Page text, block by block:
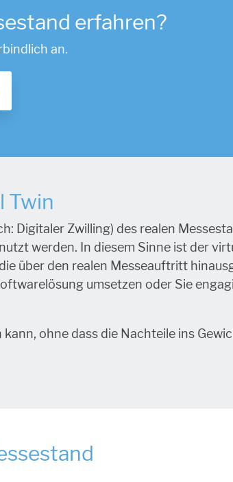
erfahren?
an.
Twin
Digitaler Zwilling) des realen
werden. In diesem Sinne ist der
über den realen Messeauftritt
umsetzen oder Sie
ohne dass die Nachteile ins